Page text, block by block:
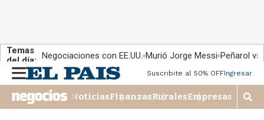
Temas
del día: Negociaciones con EE.UU. Murió Jorge Messi Peñarol
n
u
Suscribite al 50% OFFIngresar
NoticiasFinanzasRuralesEmpresas
M
o